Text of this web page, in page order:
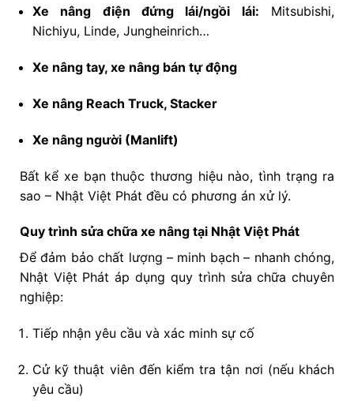
Xe nâng điện đứng lái/ngồi lái: Mitsubishi,
Nichiyu, Linde, Jungheinrich…
Xe nâng tay, xe nâng bán tự động
Xe nâng Reach Truck, Stacker
Xe nâng người (Manlift)
Bất kể xe bạn thuộc thương hiệu nào, tình trạng ra
sao – Nhật Việt Phát đều có phương án xử lý.
Quy trình sửa chữa xe nâng tại Nhật Việt Phát
Để đảm bảo chất lượng – minh bạch – nhanh chóng,
Nhật Việt Phát áp dụng quy trình sửa chữa chuyên
nghiệp:
Tiếp nhận yêu cầu và xác minh sự cố
Cử kỹ thuật viên đến kiểm tra tận nơi (nếu khách
yêu cầu)